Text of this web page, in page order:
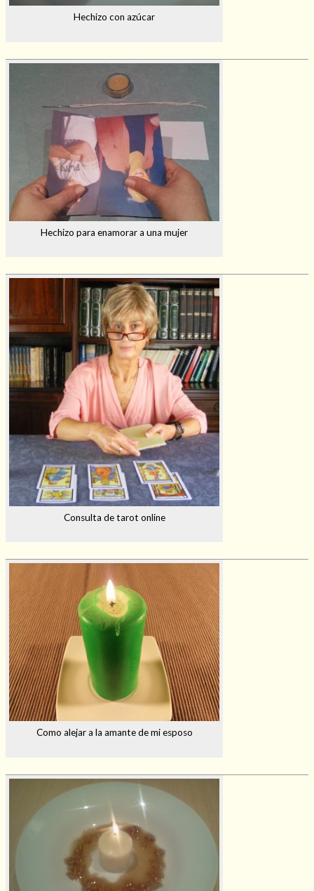
Hechizo con azúcar
Hechizo para enamorar a una mujer
Consulta de tarot online
Como alejar a la amante de mi esposo